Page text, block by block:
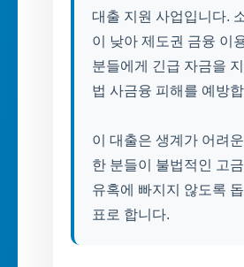
대출 지원 사업입니다.
이 낮아 제도권 금융 이
분들에게 긴급 자금을
법 사금융 피해를 예방
이 대출은 생계가 어려
한 분들이 불법적인 고
유혹에 빠지지 않도록
표로 합니다.